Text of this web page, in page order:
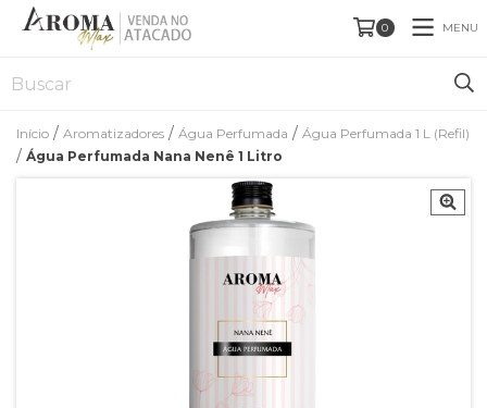
0 MENU
Início / Aromatizadores / Água Perfumada / Água Perfumada 1 L (Refil)
/ Água Perfumada Nana Nenê 1 Litro